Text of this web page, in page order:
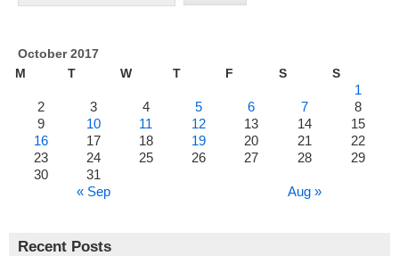
October 2017
M
T W T F S S
« Sep Aug »
1
2
3 4 5 6 7
8
9
10 11 12 13 14
15
16
17 18 19 20 21
22
23
24 25 26 27 28
29
30
31
Recent Posts